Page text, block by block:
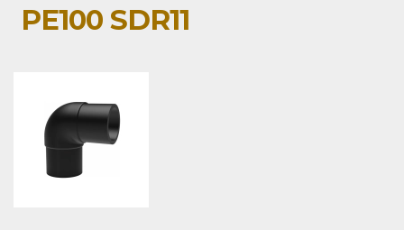
PE100 SDR11